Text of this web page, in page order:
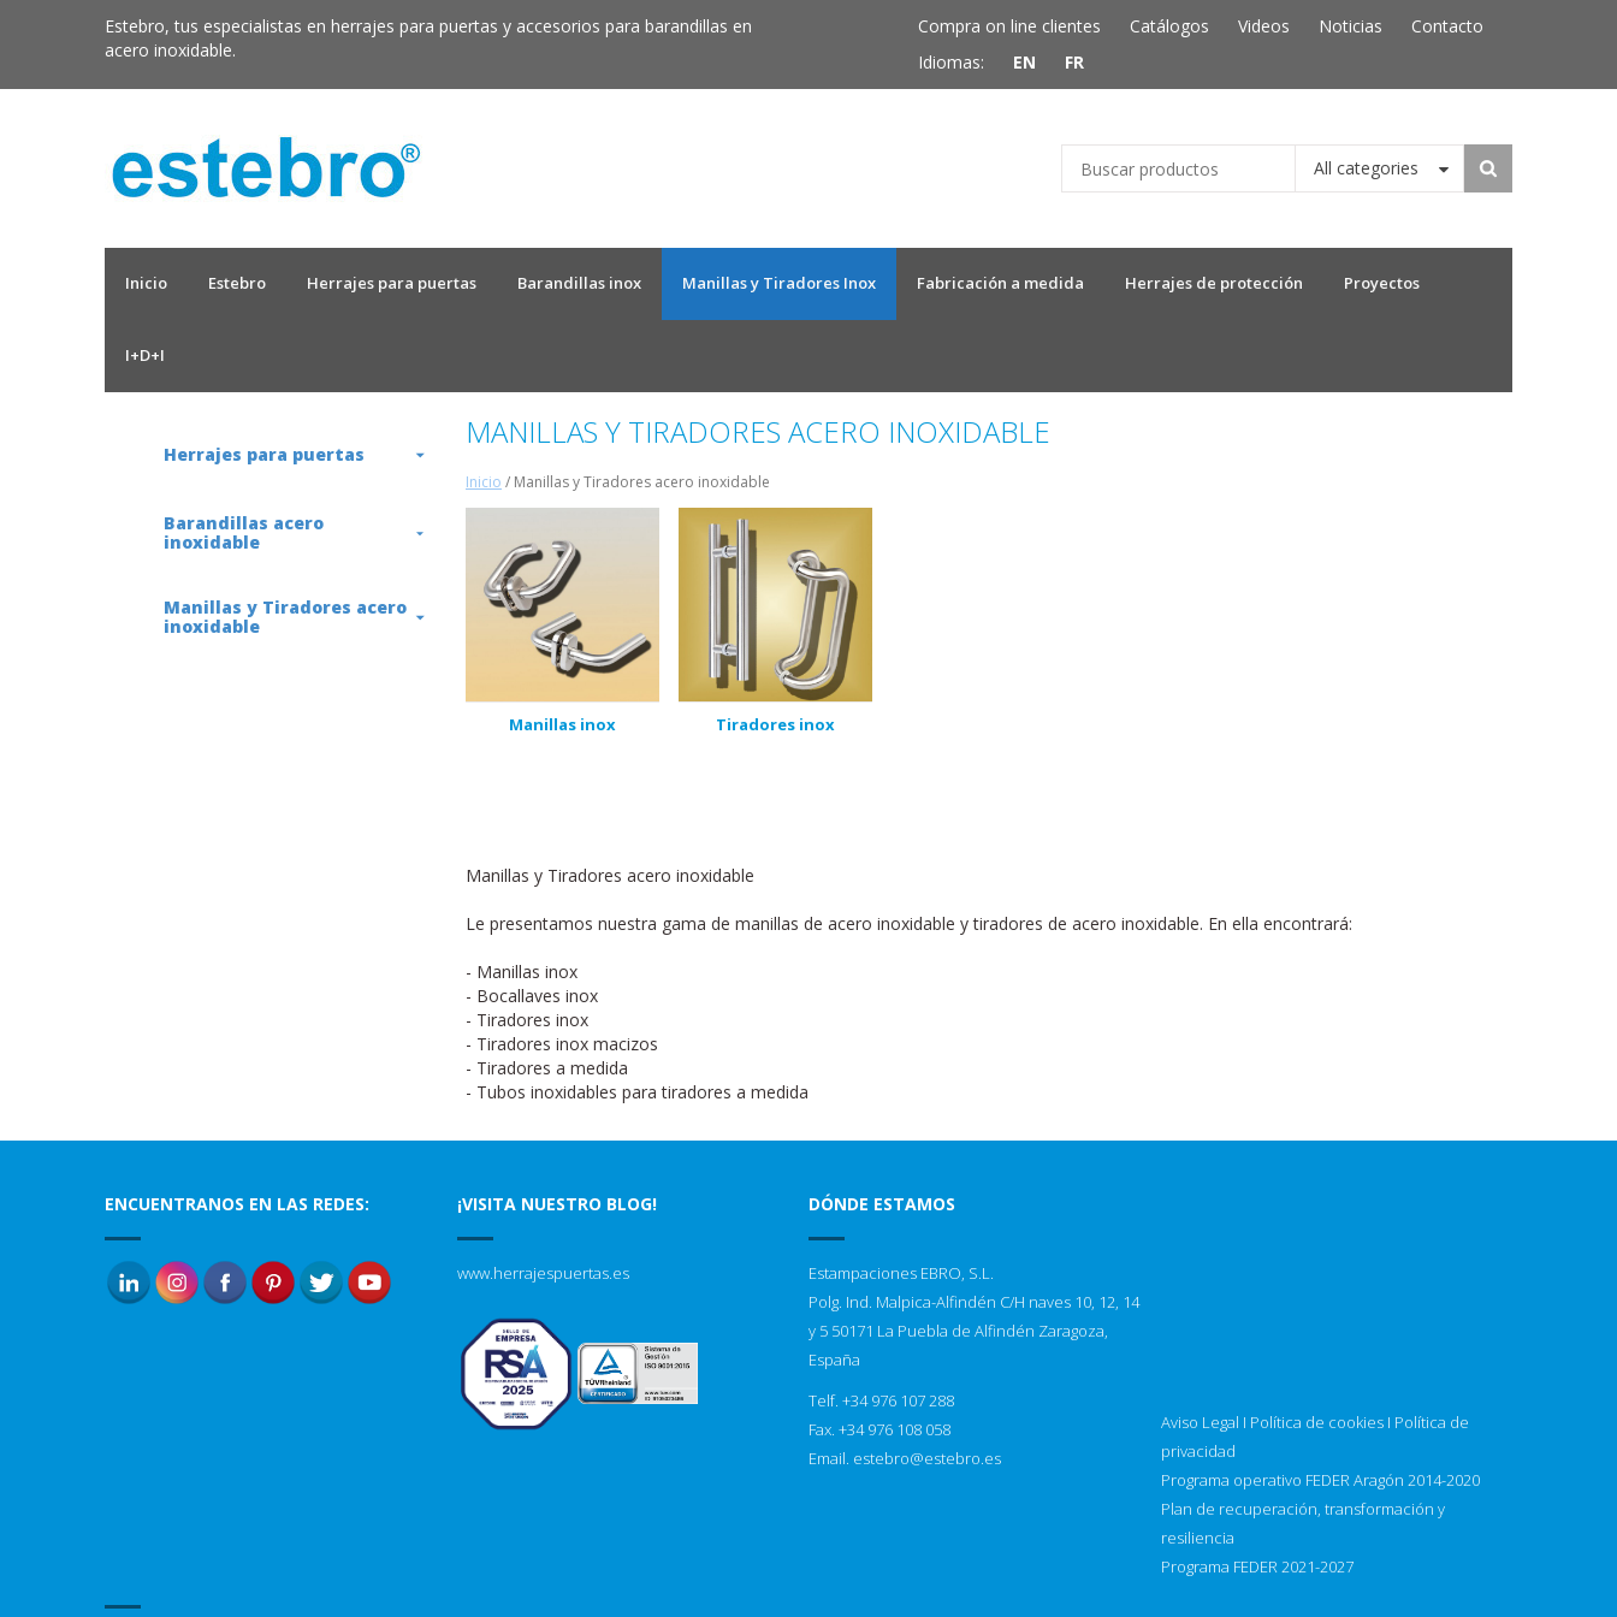
Estebro, tus especialistas en herrajes para puertas y accesorios para barandillas en
acero inoxidable.
Compra on line clientes Catálogos Videos Noticias
Contacto
Idiomas:
EN FR
All categories
Inicio Estebro Herrajes para puertas Barandillas inox Manillas y Tiradores Inox Fabricación a medida Herrajes de protección Proyectos
I+D+I
Herrajes para puertas
Barandillas acero
inoxidable
Manillas y Tiradores acero
inoxidable
MANILLAS Y TIRADORES ACERO INOXIDABLE
Inicio / Manillas y Tiradores acero inoxidable
Manillas inox Tiradores inox
Manillas y Tiradores acero inoxidable
Le presentamos nuestra gama de manillas de acero inoxidable y tiradores de acero inoxidable. En ella encontrará:
- Manillas inox
- Bocallaves inox
- Tiradores inox
- Tiradores inox macizos
- Tiradores a medida
- Tubos inoxidables para tiradores a medida
ENCUENTRANOS EN LAS REDES: ¡VISITA NUESTRO BLOG!
www.herrajespuertas.es
DÓNDE ESTAMOS
Estampaciones EBRO, S.L.
Polg. Ind. Malpica-Alfindén C/H naves 10, 12, 14
y 5 50171 La Puebla de Alfindén Zaragoza,
España
Telf. +34 976 107 288
Fax. +34 976 108 058
Email. estebro@estebro.es
Aviso Legal I Política de cookiesI Política de
privacidad
Programa operativo FEDER Aragón 2014-2020
Plan de recuperación, transformación y
resiliencia
Programa FEDER 2021-2027